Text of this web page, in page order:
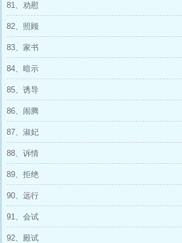
81、劝慰
82、照顾
83、家书
84、暗示
85、诱导
86、闹腾
87、淑妃
88、诉情
89、拒绝
90、远行
91、会试
92、殿试